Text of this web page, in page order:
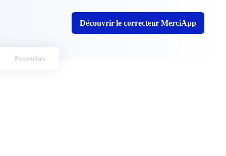
Découvrir le correcteur MerciApp
Proverbes